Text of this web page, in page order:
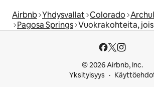
Airbnb Yhdysvallat Colorado
Pagosa Springs Vuokrakohteita,
© 2026 Airbnb, Inc.
Yksityisyys